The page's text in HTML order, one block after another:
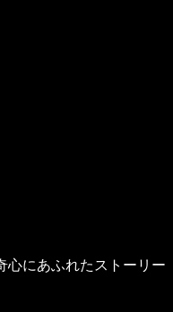
心にあふれたストーリー